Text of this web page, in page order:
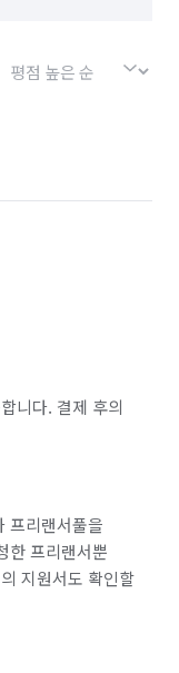
니다. 결제 후의
프리랜서풀을
한 프리랜서뿐
지원서도 확인할